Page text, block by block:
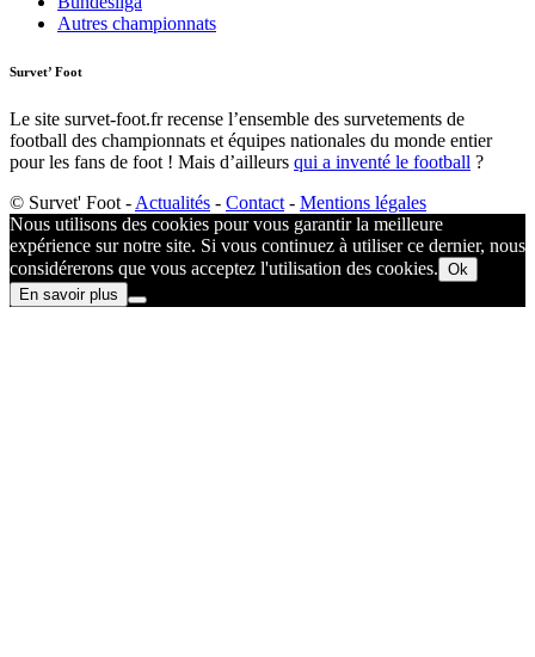
Autres championnats
Survet’ Foot
Le site survet-foot.fr recense l’ensemble des survetements de
football des championnats et équipes nationales du monde entier
pour les fans de foot ! Mais d’ailleurs qui a inventé le football ?​
© Survet' Foot - Actualités - Contact - Mentions légales
Nous utilisons des cookies pour vous garantir la meilleure
expérience sur notre site. Si vous continuez à utiliser ce dernier, nous
considérerons que vous acceptez l'utilisation des cookies. Ok
En savoir plus